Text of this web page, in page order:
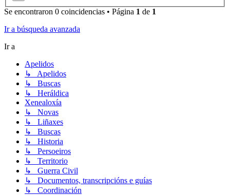
Se encontraron 0 coincidencias • Página 1 de 1
Ir a búsqueda avanzada
Ir a
Apelidos
↳ Apelidos
↳ Buscas
↳ Heráldica
Xenealoxía
↳ Novas
↳ Liñaxes
↳ Buscas
↳ Historia
↳ Persoeiros
↳ Territorio
↳ Guerra Civil
↳ Documentos, transcripcións e guías
↳ Coordinación